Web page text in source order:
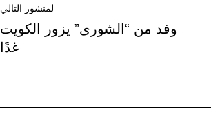
لمنشور التالي
لمنشور
وفد من “الشورى” يزور الكويت
غدًا